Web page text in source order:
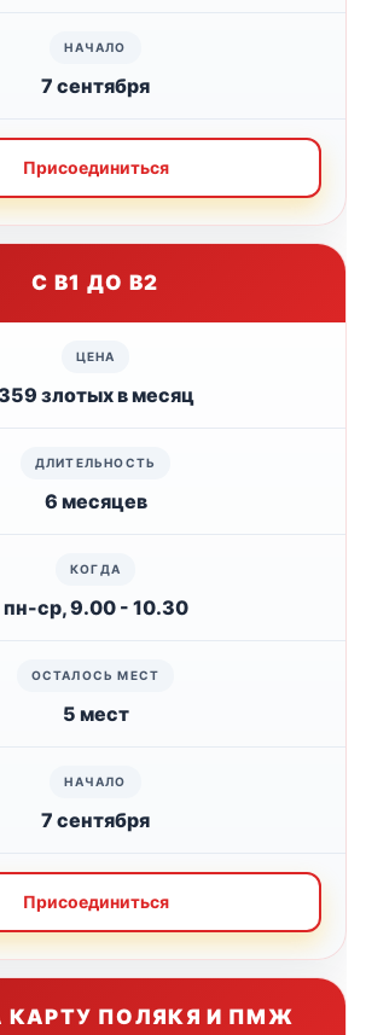
7 сентября
Присоединиться
С B1 ДО B2
359 злотых в месяц
6 месяцев
пн-ср, 9.00 - 10.30
5 мест
7 сентября
Присоединиться
КАРТУ ПОЛЯКЯ И ПМЖ